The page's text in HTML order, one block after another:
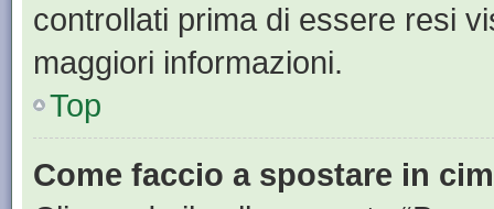
controllati prima di essere resi
maggiori informazioni.
Top
Come faccio a spostare in